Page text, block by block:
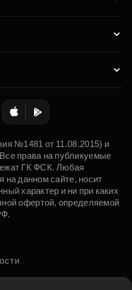
№1481 от 11.08.2015) и
права на публикуемые
ГК ФСК. Любая
на данном сайте, носит
характер и ни при каких
офертой, определяемой